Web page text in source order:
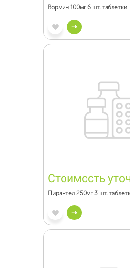
Вормин 100мг 6 шт. таблетки
Стоимость
Пирантел 250мг 3 шт.